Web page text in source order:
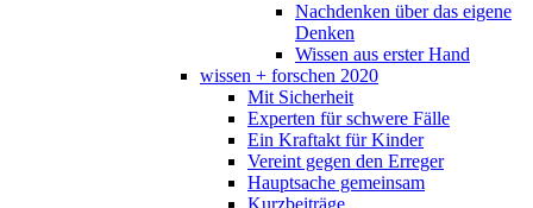
Nachdenken über das eigene
Denken
Wissen aus erster Hand
wissen + forschen 2020
Mit Sicherheit
Experten für schwere Fälle
Ein Kraftakt für Kinder
Vereint gegen den Erreger
Hauptsache gemeinsam
Kurzbeiträge